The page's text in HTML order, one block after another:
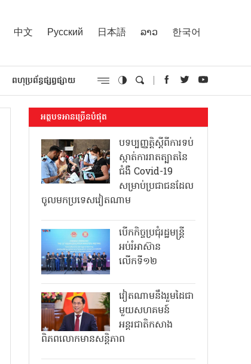
中文 Русский 日本語 ລາວ 한국어
ពហុប្រព័ន្ធផ្សព្វផ្សាយ
អត្ថបទអានច្រើនបំផុត
បទប្បញ្ញត្តិស្តីពីការទប់
ស្កាត់ការរាតត្បាតនៃ
ជំងឺ Covid-19
សម្រាប់ប្រជាជនដែល
ចូលមកប្រទេសវៀតណាម
បើកកិច្ចប្រជុំរដ្ឋមន្ត្រី
អប់រំអាស៊ាន
លើកទី១២
វៀតណាមនឹងរួមដៃជា
មួយសហគមន៍
អន្តរជាតិកសាង
ពិភពលោកមានសន្តិភាព